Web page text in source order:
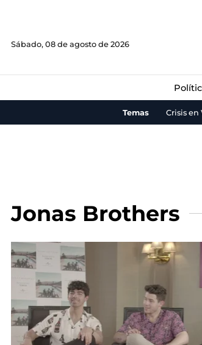
Sábado, 08 de agosto de 2026
Temas Crisis en
Jonas Brothers